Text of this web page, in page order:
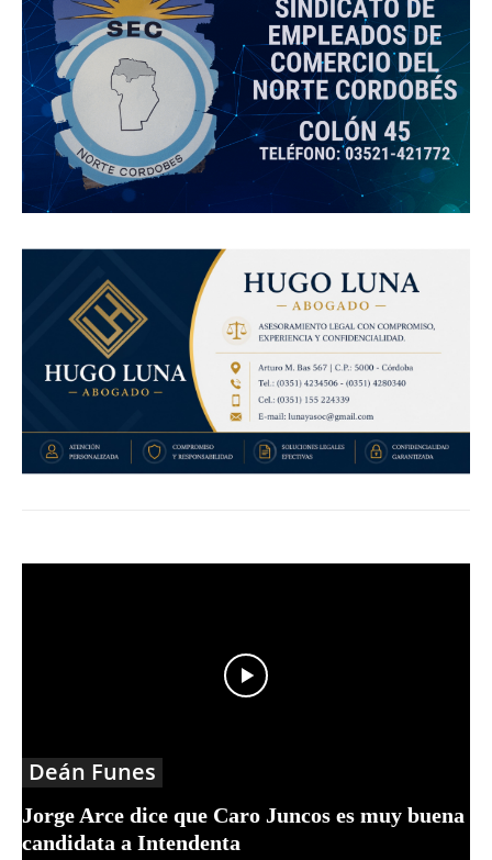
Deán Funes
Jorge Arce dice que Caro Juncos es muy buena
candidata a Intendenta